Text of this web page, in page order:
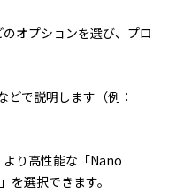
オプションを選び、プロ
どで説明します（例：
より高性能な「Nano
選択できます。